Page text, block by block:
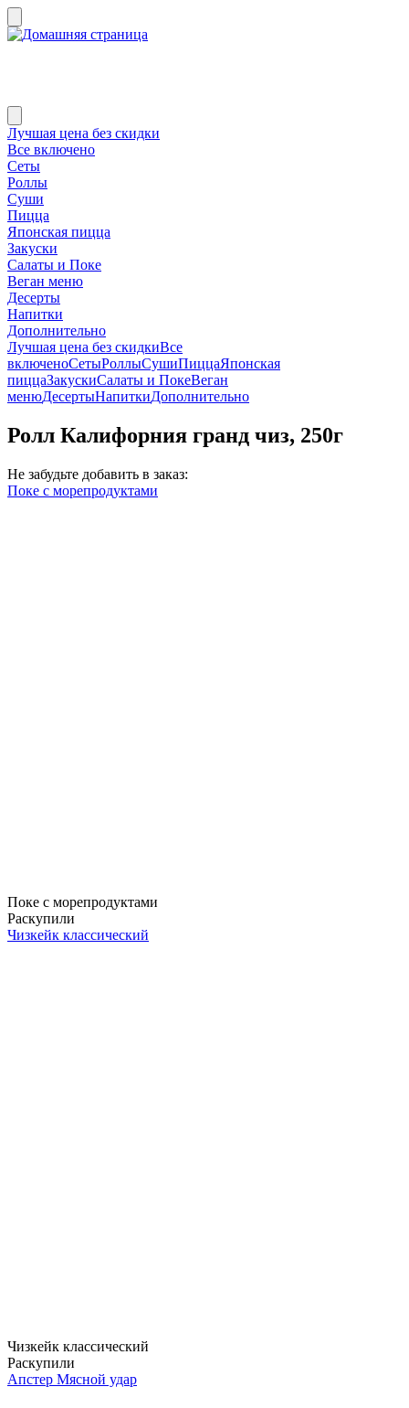
Лучшая цена без скидки
Все включено
Сеты
Роллы
Суши
Пицца
Японская пицца
Закуски
Салаты и Поке
Веган меню
Десерты
Напитки
Дополнительно
Лучшая цена без скидкиВсе
включеноСетыРоллыСушиПиццаЯпонская
пиццаЗакускиСалаты и ПокеВеган
менюДесертыНапиткиДополнительно
Ролл Калифорния гранд чиз, 250г
Не забудьте добавить в заказ:
Поке с морепродуктами
Поке с морепродуктами
Раскупили
Чизкейк классический
Чизкейк классический
Раскупили
Апстер Мясной удар